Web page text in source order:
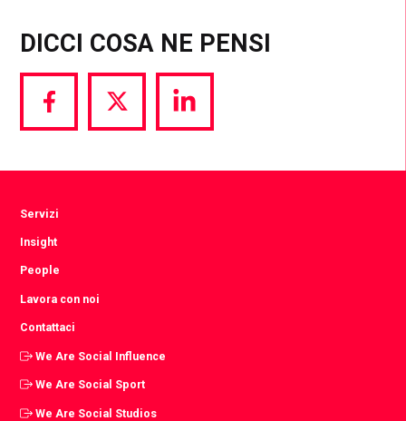
DICCI COSA NE PENSI
Share
via
Share
via
Share
via
Servizi
Insight
People
Lavora con noi
Contattaci
We Are Social Influence
We Are Social Sport
We Are Social Studios